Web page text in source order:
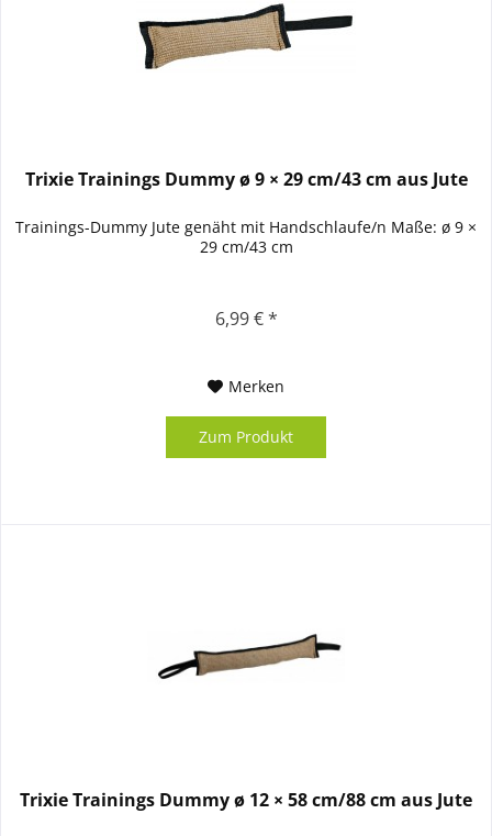
Trixie Trainings Dummy ø 9 × 29 cm/43 cm aus Jute
Trainings-Dummy Jute genäht mit Handschlaufe/n Maße: ø 9 ×
29 cm/43 cm
6,99 € *
Merken
Zum Produkt
Trixie Trainings Dummy ø 12 × 58 cm/88 cm aus Jute